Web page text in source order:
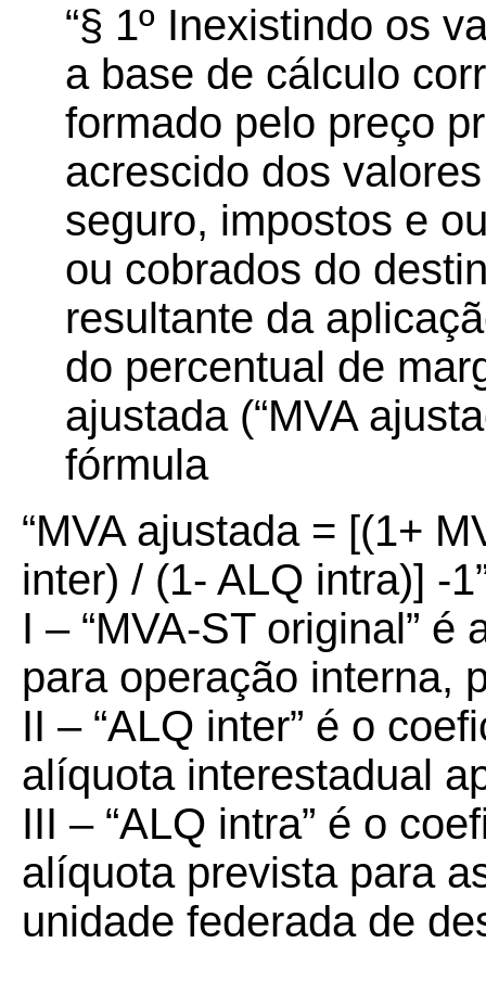
“§ 1º Inexistindo os
a base de cálculo
formado pelo preço
acrescido dos
seguro, impostos e
ou cobrados do
resultante da
do percentual de
ajustada (“MVA
fórmula
“MVA ajustada = [(1+
inter) / (1- ALQ intra)] -
I – “MVA-ST original”
para operação interna,
II – “ALQ inter” é o
alíquota interestadual
III – “ALQ intra” é o
alíquota prevista para
unidade federada de